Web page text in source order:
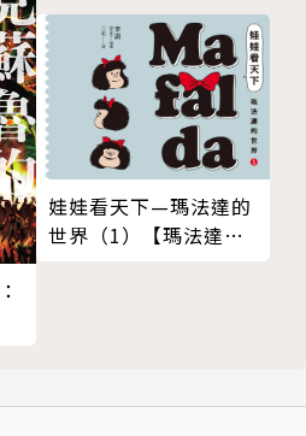
娃娃看天下—瑪法達的
世界（1）【瑪法達降